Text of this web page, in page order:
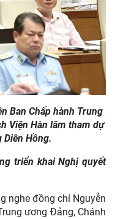
Ban Chấp hành Trung
Viện Hàn lâm tham dự
Hồng.
triển khai Nghị quyết
nghe đồng chí Nguyễn
ương Đảng, Chánh